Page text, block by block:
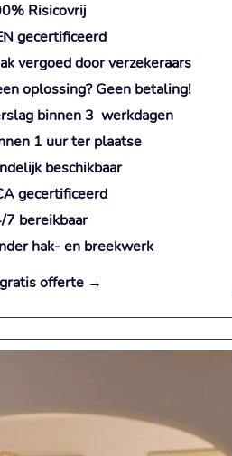
Risicovrij
gecertificeerd
vergoed door verzekeraars
oplossing? Geen betaling!
binnen 3 werkdagen
1 uur ter plaatse
beschikbaar
gecertificeerd
7 bereikbaar
hak- en breekwerk
offerte →